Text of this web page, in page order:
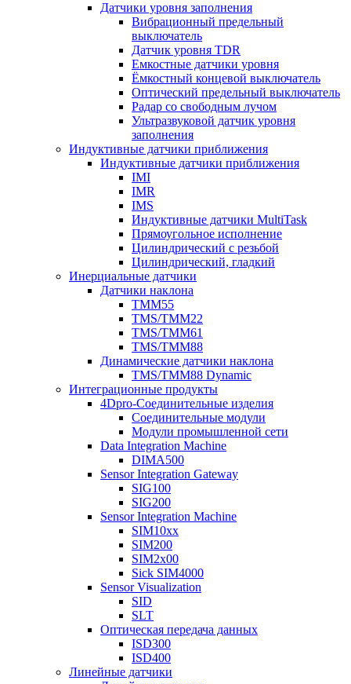
Датчики уровня заполнения
Вибрационный предельный
выключатель
Датчик уровня TDR
Емкостные датчики уровня
Ёмкостный концевой выключатель
Оптический предельный выключатель
Радар со свободным лучом
Ультразвуковой датчик уровня
заполнения
Индуктивные датчики приближения
Индуктивные датчики приближения
IMI
IMR
IMS
Индуктивные датчики MultiTask
Прямоугольное исполнение
Цилиндрический с резьбой
Цилиндрический, гладкий
Инерциальные датчики
Датчики наклона
TMM55
TMS/TMM22
TMS/TMM61
TMS/TMM88
Динамические датчики наклона
TMS/TMM88 Dynamic
Интеграционные продукты
4Dpro-Соединительные изделия
Соединительные модули
Модули промышленной сети
Data Integration Machine
DIMA500
Sensor Integration Gateway
SIG100
SIG200
Sensor Integration Machine
SIM10xx
SIM200
SIM2x00
Sick SIM4000
Sensor Visualization
SID
SLT
Оптическая передача данных
ISD300
ISD400
Линейные датчики